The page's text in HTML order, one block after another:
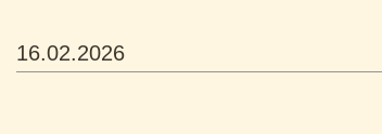
16.02.2026